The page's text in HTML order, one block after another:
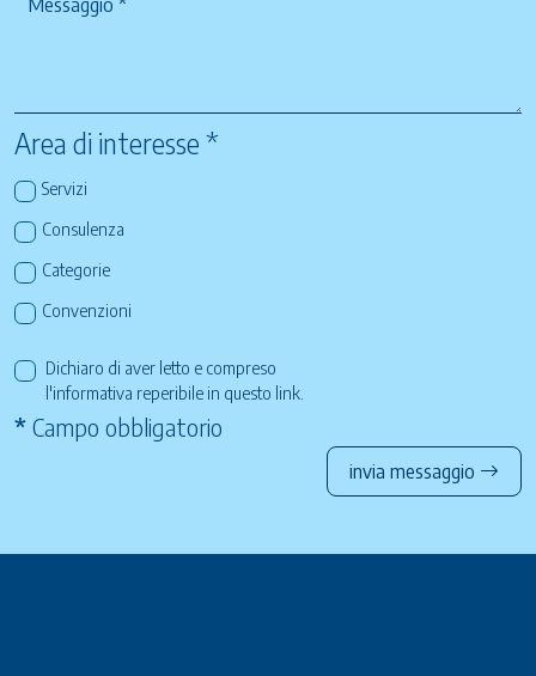
Area di interesse *
Servizi
Consulenza
Categorie
Convenzioni
Dichiaro di aver letto e compreso
l'informativa reperibile in questo link
* Campo obbligatorio
invia messaggio